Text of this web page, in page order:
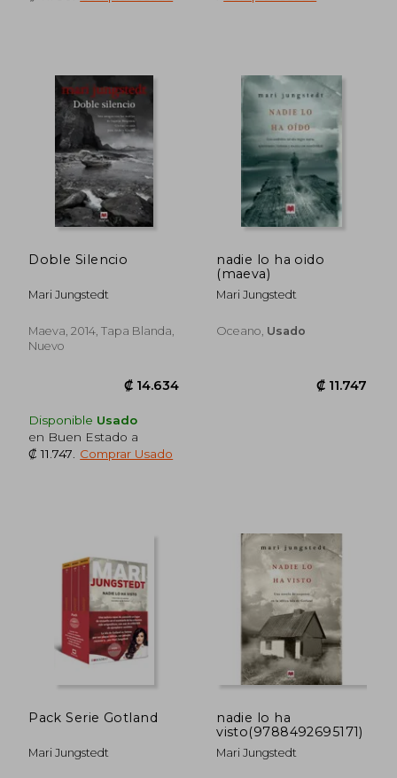
₡ 14.685 ₡
Doble Silencio
Mari Jungstedt
Maeva, 2014, Tapa Blanda,
Nuevo
Disponible Usado
en Buen Estado a
₡ 11.747
Comprar Usado
nadie lo ha oido
(maeva)
Mari Jungstedt
Oceano, Usado
Pack Serie Gotland
Mari Jungstedt
nadie lo ha
visto(9788492695171)
Mari Jungstedt